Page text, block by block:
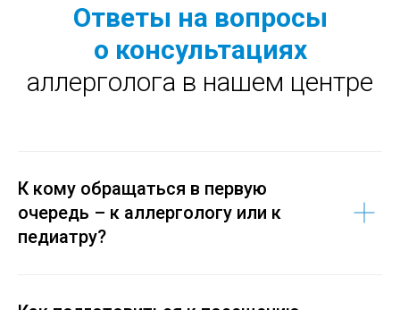
Ответы на вопросы
о консультациях
аллерголога в нашем центре
К кому обращаться в первую
очередь – к аллергологу или к
педиатру?